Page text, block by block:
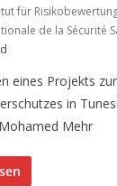
für
de la Sécurité
eines Projekts
in
Mehr